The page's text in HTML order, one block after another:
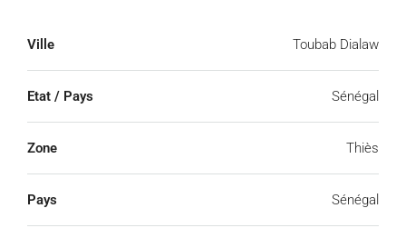
Ville Toubab Dialaw
Etat / Pays Sénégal
Zone Thiès
Pays Sénégal